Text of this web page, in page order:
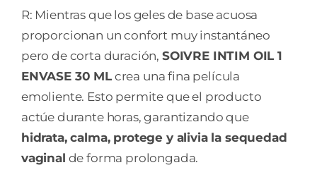
R: Mientras que los geles de base acuosa
proporcionan un confort muy instantáneo
pero de corta duración, SOIVRE INTIM OIL 1
ENVASE 30 MLcrea una fina película
emoliente. Esto permite que el producto
actúe durante horas, garantizando que
hidrata, calma, protege y alivia la sequedad
vaginal de forma prolongada.